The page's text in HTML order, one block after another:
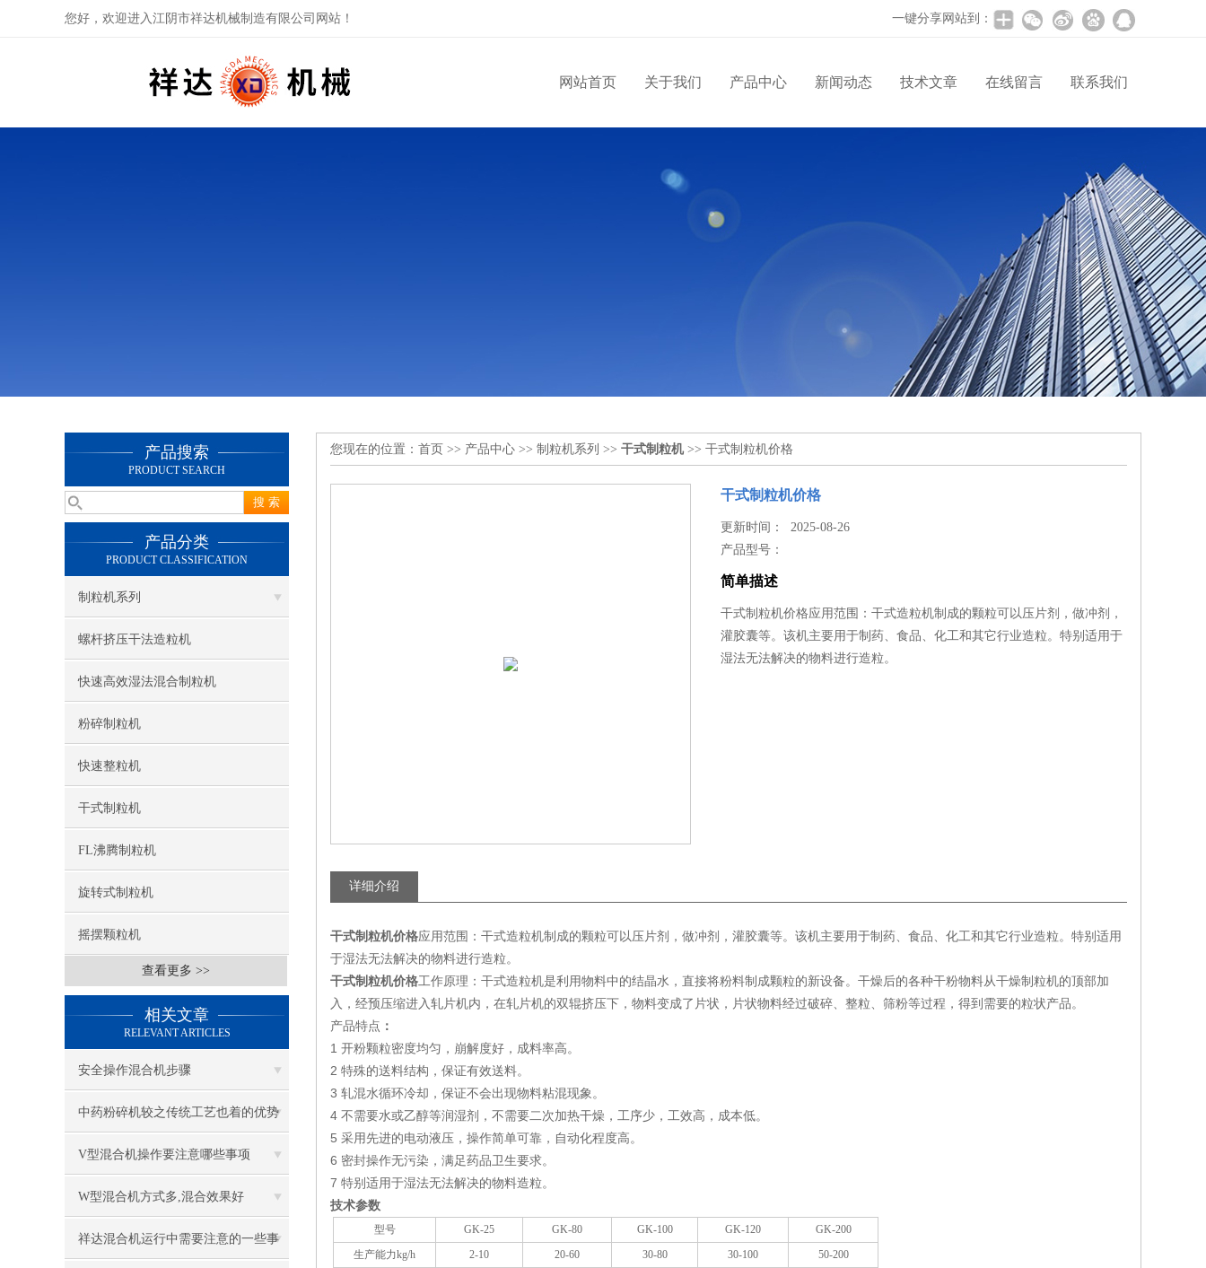
您好，欢迎进入江阴市祥达机械制造有限公司网站！ 一键分享网站到：
网站首页 关于我们 产品中心 新闻动态 技术文章 在线留言 联系我们
产品搜索
PRODUCT SEARCH
产品分类
PRODUCT CLASSIFICATION
制粒机系列
螺杆挤压干法造粒机
快速高效湿法混合制粒机
粉碎制粒机
快速整粒机
干式制粒机
FL沸腾制粒机
旋转式制粒机
摇摆颗粒机
查看更多 >>
相关文章
RELEVANT ARTICLES
安全操作混合机步骤
中药粉碎机较之传统工艺也着的优势
V型混合机操作要注意哪些事项
W型混合机方式多,混合效果好
祥达混合机运行中需要注意的一些事
您现在的位置： 首页 >> 产品中心 >> 制粒机系列 >> 干式制粒机>> 干式制粒机价格
干式制粒机价格
更新时间： 2025-08-26
产品型号：
简单描述
干式制粒机价格应用范围：干式造粒机制成的颗粒可以压片剂，做冲剂，
灌胶囊等。该机主要用于制药、食品、化工和其它行业造粒。特别适用于
湿法无法解决的物料进行造粒。
详细介绍
干式制粒机价格应用范围：干式造粒机制成的颗粒可以压片剂，做冲剂，灌胶囊等。该机主要用于制药、食品、化工和其它行业造粒。特别适用
于湿法无法解决的物料进行造粒。
干式制粒机价格工作原理：干式造粒机是利用物料中的结晶水，直接将粉料制成颗粒的新设备。干燥后的各种干粉物料从干燥制粒机的顶部加
入，经预压缩进入轧片机内，在轧片机的双辊挤压下，物料变成了片状，片状物料经过破碎、整粒、筛粉等过程，得到需要的粒状产品。
产品特点 ：
1 开粉颗粒密度均匀，崩解度好，成料率高。
2 特殊的送料结构，保证有效送料。
3 轧混水循环冷却，保证不会出现物料粘混现象。
4 不需要水或乙醇等润湿剂，不需要二次加热干燥，工序少，工效高，成本低。
5 采用先进的电动液压，操作简单可靠，自动化程度高。
6 密封操作无污染，满足药品卫生要求。
7 特别适用于湿法无法解决的物料造粒。
技术参数
型号 GK-25 GK-80 GK-100 GK-120
GK-200
生产能力kg/h
2-10 20-60 30-80 30-100
50-200